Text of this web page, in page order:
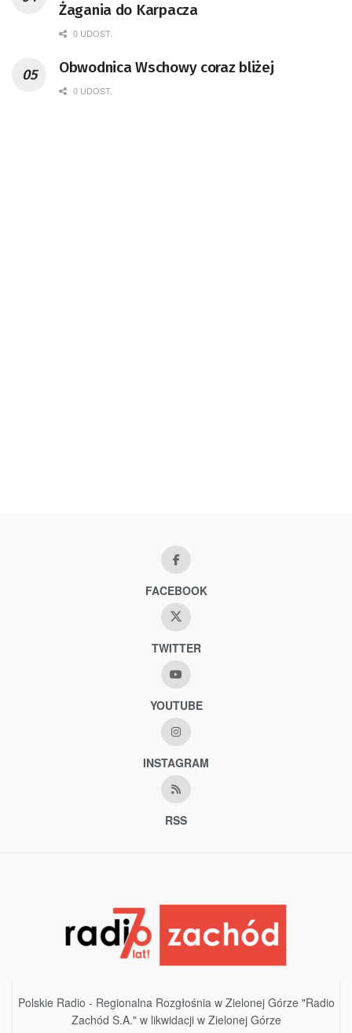
Żagania do Karpacza
0 UDOST.
Obwodnica Wschowy coraz bliżej
0 UDOST.
FACEBOOK
TWITTER
YOUTUBE
INSTAGRAM
RSS
Polskie Radio - Regionalna Rozgłośnia w Zielonej Górze "Radio
Zachód S.A." w likwidacji w Zielonej Górze